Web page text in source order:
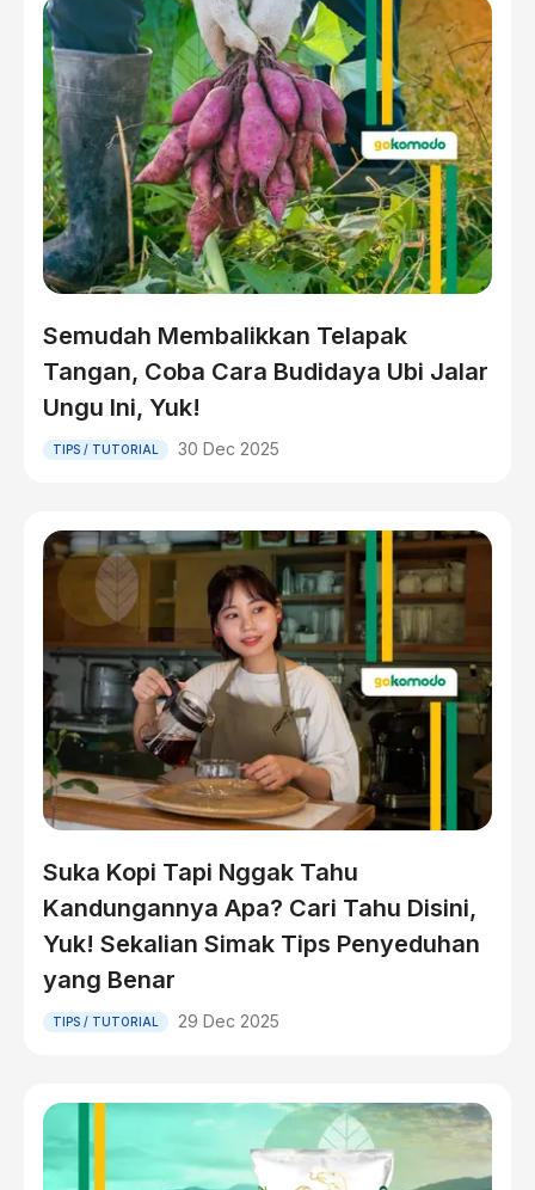
Semudah Membalikkan Telapak
Tangan, Coba Cara Budidaya Ubi Jalar
Ungu Ini, Yuk!
TIPS / TUTORIAL 30 Dec 2025
Suka Kopi Tapi Nggak Tahu
Kandungannya Apa? Cari Tahu Disini,
Yuk! Sekalian Simak Tips Penyeduhan
yang Benar
TIPS / TUTORIAL 29 Dec 2025